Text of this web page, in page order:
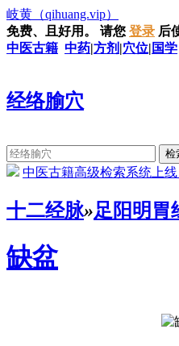
岐黄 （qihuang.vip）
免费、且好用。
请您 登录 后
中医古籍 中药|方剂 |穴位| 国学
经络腧穴
中医古籍高级检索系统上线
十二经脉»足阳明胃
缺盆